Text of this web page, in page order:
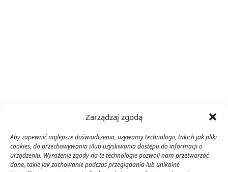
Zarządzaj zgodą
Aby zapewnić najlepsze doświadczenia, używamy technologii, takich jak pliki
cookies, do przechowywania i/lub uzyskiwania dostępu do informacji o
urządzeniu. Wyrażenie zgody na te technologie pozwoli nam przetwarzać
dane, takie jak zachowanie podczas przeglądania lub unikalne